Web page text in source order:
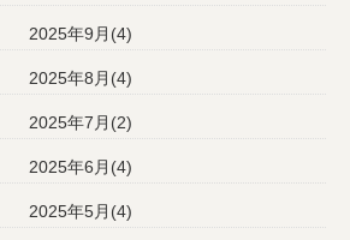
2025年9月(4)
2025年8月(4)
2025年7月(2)
2025年6月(4)
2025年5月(4)